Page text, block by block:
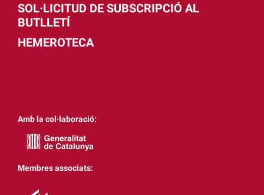
SOL·LICITUD DE SUBSCRIPCIÓ AL
BUTLLETÍ
HEMEROTECA
Amb la col·laboració:
Membres associats: